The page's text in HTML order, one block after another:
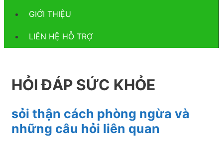
GIỚI THIỆU
LIÊN HỆ HỖ TRỢ
HỎI ĐÁP SỨC KHỎE
sỏi thận cách phòng ngừa và
những câu hỏi liên quan